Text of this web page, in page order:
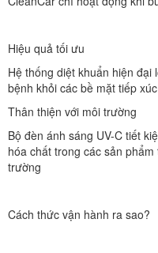
Hiệu quả tối ưu
Hệ thống diệt khuẩn hiện đại
bệnh khỏi các bề mặt tiếp
Thân thiện với môi trường
Bộ đèn ánh sáng UV-C tiết
hóa chất trong các sản
trường
Cách thức vận hành ra sao?